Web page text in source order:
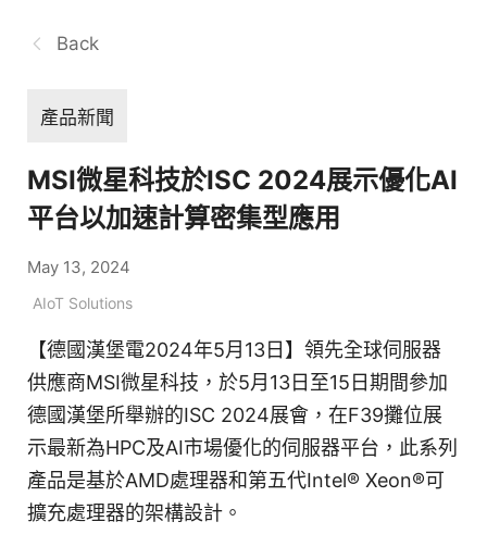
Back
產品新聞
MSI微星科技於ISC 2024展示優化AI
平台以加速計算密集型應用
May 13, 2024
AIoT Solutions
【德國漢堡電2024年5月13日】領先全球伺服器
供應商MSI微星科技，於5月13日至15日期間參加
德國漢堡所舉辦的ISC 2024展會，在F39攤位展
示最新為HPC及AI市場優化的伺服器平台，此系列
產品是基於AMD處理器和第五代Intel® Xeon®可
擴充處理器的架構設計。